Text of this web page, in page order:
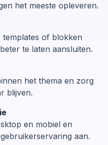
het meeste opleveren.
of blokken
te laten aansluiten.
het thema en zorg
blijven.
en mobiel en
aan.